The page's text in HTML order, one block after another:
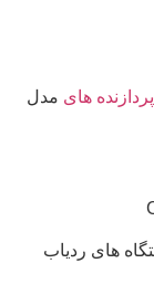
پردازنده های مدل
های ردیاب